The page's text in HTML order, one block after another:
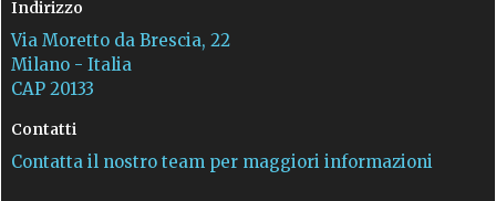
Indirizzo
Via Moretto da Brescia, 22
Milano - Italia
CAP 20133
Contatti
Contatta il nostro team per maggiori informazioni